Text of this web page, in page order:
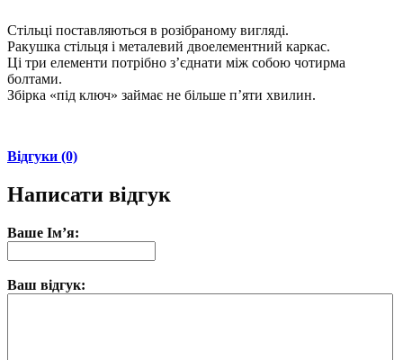
Стільці поставляються в розібраному вигляді.
Ракушка стільця і ​​металевий двоелементний каркас.
Ці три елементи потрібно з’єднати між собою чотирма
болтами.
Збірка «під ключ» займає не більше п’яти хвилин.
Відгуки (0)
Написати відгук
Ваше Ім’я:
Ваш відгук: